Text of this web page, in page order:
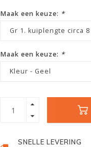
Maak een keuze: *
Gr 1. kuiplengte circa
Maak een keuze: *
Kleur - Geel
SNELLE LEVERING